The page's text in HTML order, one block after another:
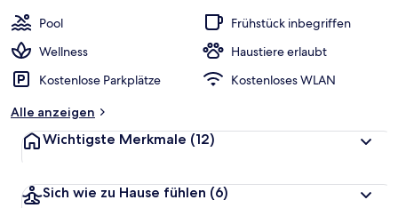
Pool
Frühstück inbegriffen
Wellness
Haustiere erlaubt
Kostenlose Parkplätze
Kostenloses WLAN
Alle anzeigen
Wichtigste Merkmale (12)
Sich wie zu Hause fühlen (6)